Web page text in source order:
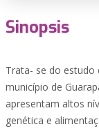
Sinopsis
Trata- se do estudo
município de
apresentam altos
genética e